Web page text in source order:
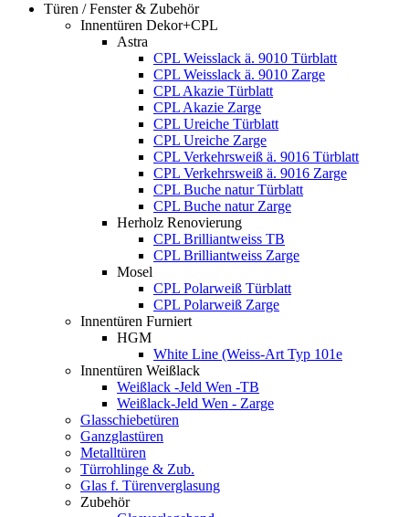
Türen / Fenster & Zubehör
Innentüren Dekor+CPL
Astra
CPL Weisslack ä. 9010 Türblatt
CPL Weisslack ä. 9010 Zarge
CPL Akazie Türblatt
CPL Akazie Zarge
CPL Ureiche Türblatt
CPL Ureiche Zarge
CPL Verkehrsweiß ä. 9016 Türblatt
CPL Verkehrsweiß ä. 9016 Zarge
CPL Buche natur Türblatt
CPL Buche natur Zarge
Herholz Renovierung
CPL Brilliantweiss TB
CPL Brilliantweiss Zarge
Mosel
CPL Polarweiß Türblatt
CPL Polarweiß Zarge
Innentüren Furniert
HGM
White Line (Weiss-Art Typ 101e
Innentüren Weißlack
Weißlack -Jeld Wen -TB
Weißlack-Jeld Wen - Zarge
Glasschiebetüren
Ganzglastüren
Metalltüren
Türrohlinge & Zub.
Glas f. Türenverglasung
Zubehör